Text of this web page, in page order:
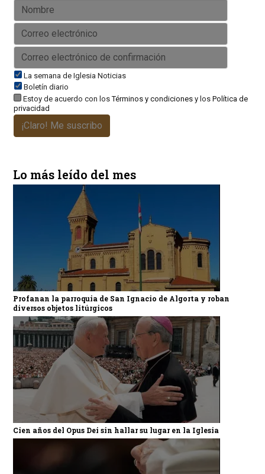
La semana de Iglesia Noticias
Boletín diario
Estoy de acuerdo con losTérminos y condicionesy los Política de
privacidad
¡Claro! Me suscribo
Lo más leído del mes
Profanan la parroquia de San Ignacio de Algorta y roban
diversos objetos litúrgicos
Cien años del Opus Dei sin hallar su lugar en la Iglesia